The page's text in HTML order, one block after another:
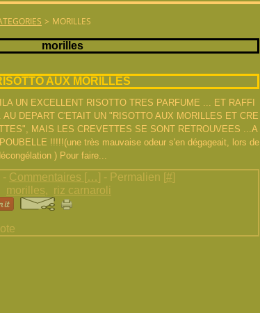
> MORILLES
morilles
AUX MORILLES
UN EXCELLENT RISOTTO TRES PARFUME ... ET RAFFI
AU DEPART C'ETAIT UN "RISOTTO AUX MORILLES ET CRE
MAIS LES CREVETTES SE SONT RETROUVEES ...A
!!!!!(une très mauvaise odeur s'en dégageait, lors de
) Pour faire...
- Commentaires […] - Permalien [#]
, morilles, riz carnaroli